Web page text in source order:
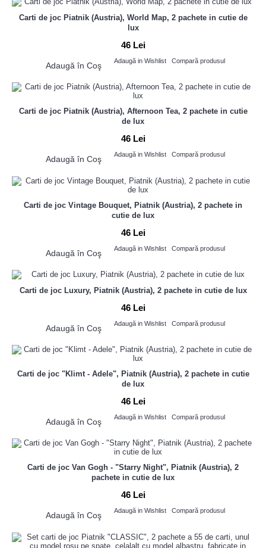
Carti de joc Piatnik (Austria), World Map, 2 pachete in cutie de
lux
46 Lei
Adaugă în Coş Adaugă in Wishlist Compară produsul
Carti de joc Piatnik (Austria), Afternoon Tea, 2 pachete in cutie
de lux
46 Lei
Adaugă în Coş Adaugă in Wishlist Compară produsul
Carti de joc Vintage Bouquet, Piatnik (Austria), 2 pachete in
cutie de lux
46 Lei
Adaugă în Coş Adaugă in Wishlist Compară produsul
Carti de joc Luxury, Piatnik (Austria), 2 pachete in cutie de lux
46 Lei
Adaugă în Coş Adaugă in Wishlist Compară produsul
Carti de joc "Klimt - Adele", Piatnik (Austria), 2 pachete in cutie
de lux
46 Lei
Adaugă în Coş Adaugă in Wishlist Compară produsul
Carti de joc Van Gogh - "Starry Night", Piatnik (Austria), 2
pachete in cutie de lux
46 Lei
Adaugă în Coş Adaugă in Wishlist Compară produsul